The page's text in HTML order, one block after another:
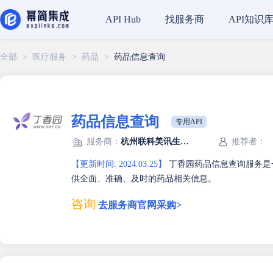
API Hub 找服务商 API知识库
全部 > 医疗服务 > 药品 > 药品信息查询
药品信息查询 专用API
服务商： 杭州联科美讯生物医药技术有限公司 推荐者：
【更新时间: 2024.03.25】
丁香园药品信息查询服务
供全面、准确、及时的药品相关信息。
咨询 去服务商官网采购>